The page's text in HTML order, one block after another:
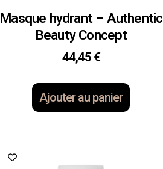
Masque hydrant – Authentic
Beauty Concept
44,45 €
Ajouter au panier